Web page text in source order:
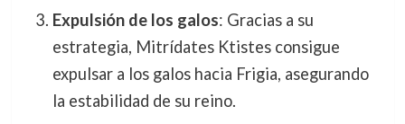
Expulsión de los galos: Gracias a su
estrategia, Mitrídates Ktistes consigue
expulsar a los galos hacia Frigia, asegurando
la estabilidad de su reino.